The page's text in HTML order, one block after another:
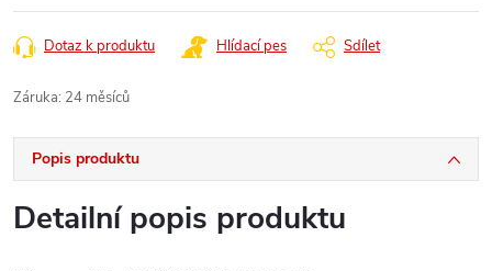
Dotaz k produktu Hlídací pes Sdílet
Záruka: 24 měsíců
Popis produktu
Detailní popis produktu